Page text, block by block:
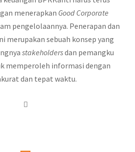
menerapkan Good Corporate
pengelolaannya. Penerapan dan
merupakan sebuah konsep yang
stakeholdersdan pemangku
memperoleh informasi dengan
dan tepat waktu.